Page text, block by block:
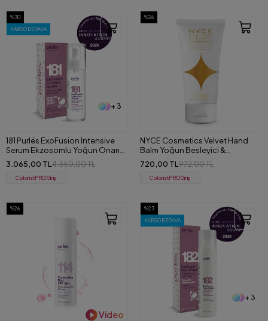
%30
KARGO BEDAVA
+ 3
181 Purlés ExoFusion Intensive
Serum Ekzosomlu Yoğun Onarıcı
ve Sıkılaştırıcı Serum 30 ml
3.065,00 TL 4.350,00 TL
ColoristPRO Giriş
%26
NYCE Cosmetics Velvet Hand
Balm Yoğun Besleyici &
Koruyucu El Balsamı 100 ml
720,00 TL 972,00 TL
ColoristPRO Giriş
%26
Video
%23
KARGO BEDAVA
+ 3